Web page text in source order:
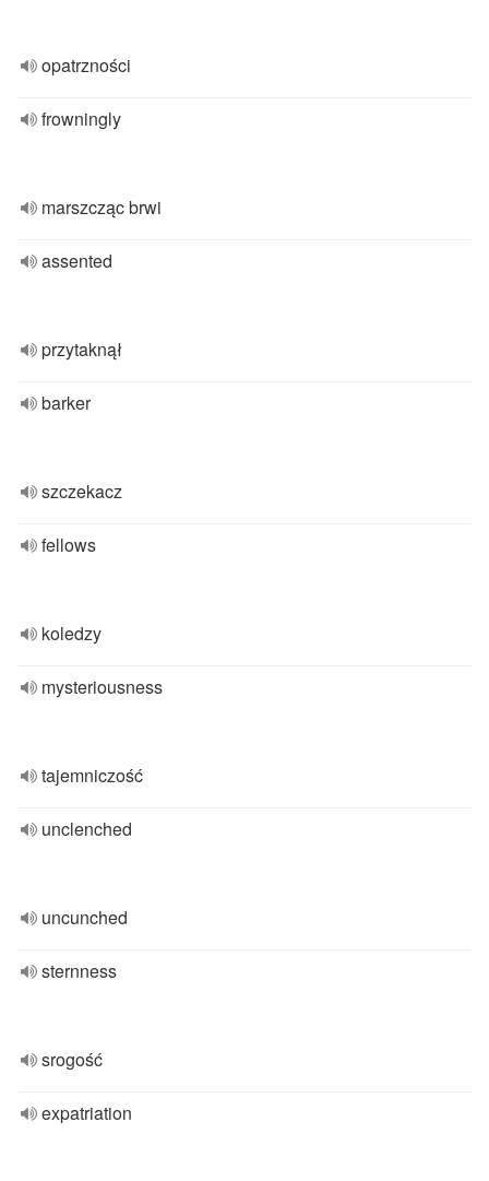
opatrzności
frowningly
marszcząc brwi
assented
przytaknął
barker
szczekacz
fellows
koledzy
mysteriousness
tajemniczość
unclenched
uncunched
sternness
srogość
expatriation